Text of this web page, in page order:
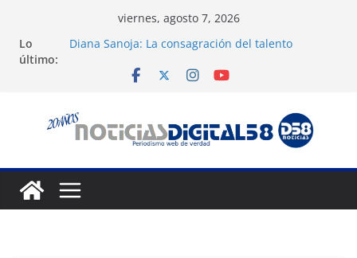
contenido
viernes, agosto 7, 2026
Lo
último:
Diana Sanoja: La consagración del talento
Venezuela: 40 extranjeros continúan como presos
en varios municipios
Nueva tienda de dermocosmética Vida Gloss abre
Liga FutVe: Rayo Zuliano busca redimirse en su
feudo